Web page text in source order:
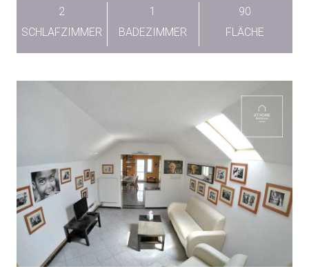
2
SCHLAFZIMMER
1
BADEZIMMER
90
FLÄCHE